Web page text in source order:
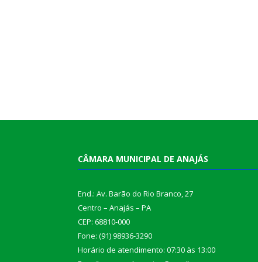
CÂMARA MUNICIPAL DE ANAJÁS
End.: Av. Barão do Rio Branco, 27
Centro – Anajás – PA
CEP: 68810-000
Fone: (91) 98936-3290
Horário de atendimento: 07:30 às 13:00